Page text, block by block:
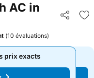
AC in
Partager
(10 évaluations)
prix exacts
prix exacts